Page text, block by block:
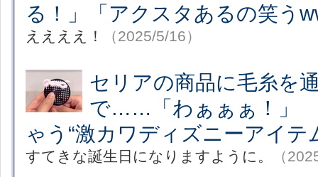
る！」「アクスタあるの笑う
ええええ！ （2025/5/16）
セリアの商品に毛糸を
で……「わぁぁぁ！」
ゃう“激カワディズニーアイテ
すてきな誕生日になりますように。 （